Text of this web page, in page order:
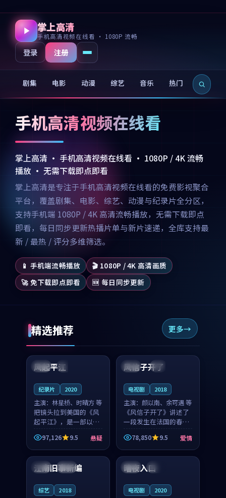
掌上高清
手机高清视频在线看 · 1080P 流畅
登录 注册
剧集 电影 动漫 综艺 音乐 热门 新片
手机高清视频在线看
掌上高清 · 手机高清视频在线看 · 1080P / 4K 流畅
播放 · 无需下载即点即看
掌上高清是专注于手机高清视频在线看的免费影视聚合
平台，覆盖剧集、电影、综艺、动漫与纪录片全分区，
支持手机端 1080P / 4K 高清流畅播放，无需下载即点
即看，每日同步更新热播片单与新片速递，全库支持最
新 / 最热 / 评分多维筛选。
📱 手机端流畅播放
🎬 1080P / 4K 高清画质
🚀 免下载即点即看
🆕 每日同步更新
精选推荐 更多
美国 完结
99:07
风起平江
纪录片 2020
主演： 林星桥、时晴方 等
把镜头拉到美国的《风
起平江》，是一部以时
光记忆为底色的悬疑作
品。林星桥和时晴方贡
献了2020年颇受关注的
合作演出，影片在情感
层次与现实质感之间
97,126 9.5 悬疑
法国 4K
99:21
风信子开了
电视剧 2018
主演： 颜以南、余可遇 等
《风信子开了》讲述了
一段发生在法国的春日
漫步故事。颜以南饰演
的主角与余可遇的角色
因一场意外卷入更深的
纠葛，爱情元素贯穿始
终，节奏稳健而富有张
78,850 9.5 爱情
日本 院线
江南旧事新编
综艺 2018
中国 完结
暗夜入口
电视剧 2020